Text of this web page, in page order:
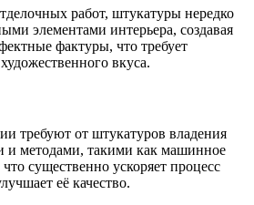
работ, штукатуры нередко
элементами интерьера, создавая
фактуры, что требует
вкуса.
требуют от штукатуров владения
и методами, такими как машинное
существенно ускоряет процесс
её качество.